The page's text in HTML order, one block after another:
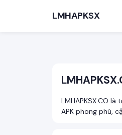
LMHAPKSX
LMHAPKSX.CO
APK phong phú,